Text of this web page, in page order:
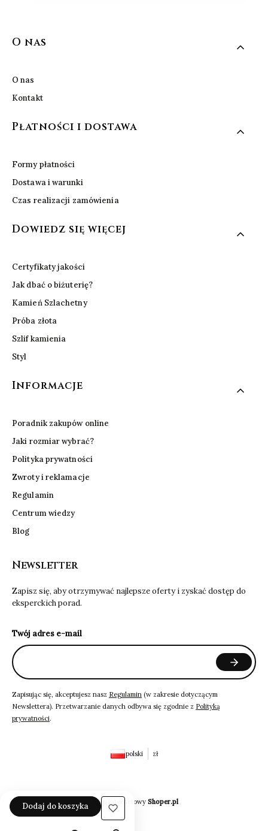
Linki w stopce
O nas
O nas
Kontakt
Płatności i dostawa
Formy płatności
Dostawa i warunki
Czas realizacji zamówienia
Dowiedz się więcej
Certyfikaty jakości
Jak dbać o biżuterię?
Kamień Szlachetny
Próba złota
Szlif kamienia
Styl
Informacje
Poradnik zakupów online
Jaki rozmiar wybrać?
Polityka prywatności
Zwroty i reklamacje
Regulamin
Centrum wiedzy
Blog
Newsletter
Zapisz się, aby otrzymywać najlepsze oferty i zyskać dostęp do
eksperckich porad.
Twój adres e-mail
Zapisując się, akceptujesz nasz Regulamin (w zakresie dotyczącym
Newslettera). Przetwarzanie danych odbywa się zgodnie z Polityką
prywatności.
polski zł
Sklep internetowy Shoper.pl
Dodaj do koszyka